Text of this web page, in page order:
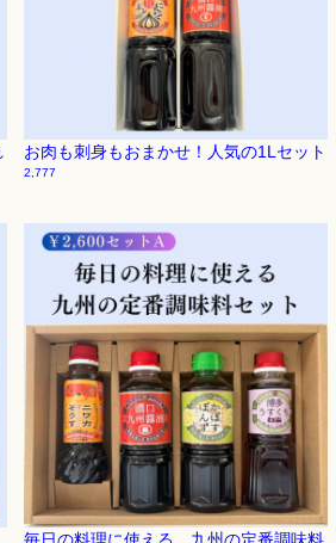
お肉も刺身もおまかせ！人気の1Lセット
2,777